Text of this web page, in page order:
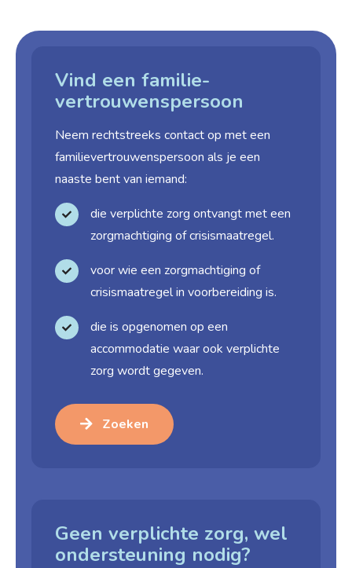
Vind een familie­
vertrouwens­persoon
Neem rechtstreeks contact op met een
familie­vertrouwens­persoon als je een
naaste bent van iemand:
die verplichte zorg ontvangt met een
zorgmachtiging of crisismaatregel.
voor wie een zorgmachtiging of
crisismaatregel in voorbereiding is.
die is opgenomen op een
accommodatie waar ook verplichte
zorg wordt gegeven.
Zoeken
Geen verplichte zorg, wel
ondersteuning nodig?